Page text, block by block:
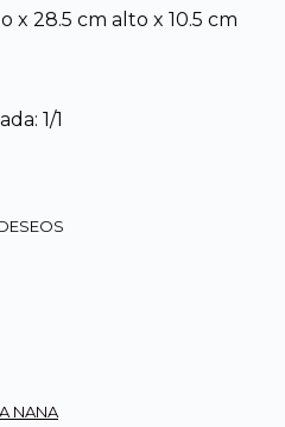
x 28.5 cm alto x 10.5 cm
1/1
NANA